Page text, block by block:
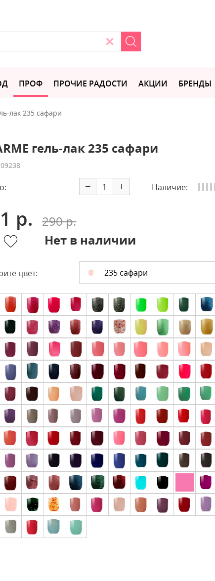
ПРОФ ПРОЧИЕ РАДОСТИ АКЦИИ БРЕНДЫ
лак 235 сафари
гель-лак 235 сафари
− + Наличие:
р.
290 р.
Нет в наличии
цвет: 235 сафари